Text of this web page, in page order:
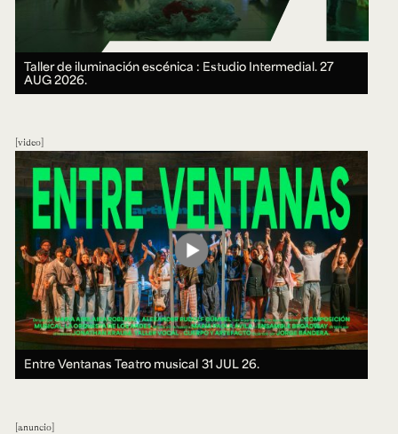
Taller de iluminación escénica : Estudio Intermedial.27
AUG 2026.
video
Entre Ventanas Teatro musical 31 JUL 26.
anuncio